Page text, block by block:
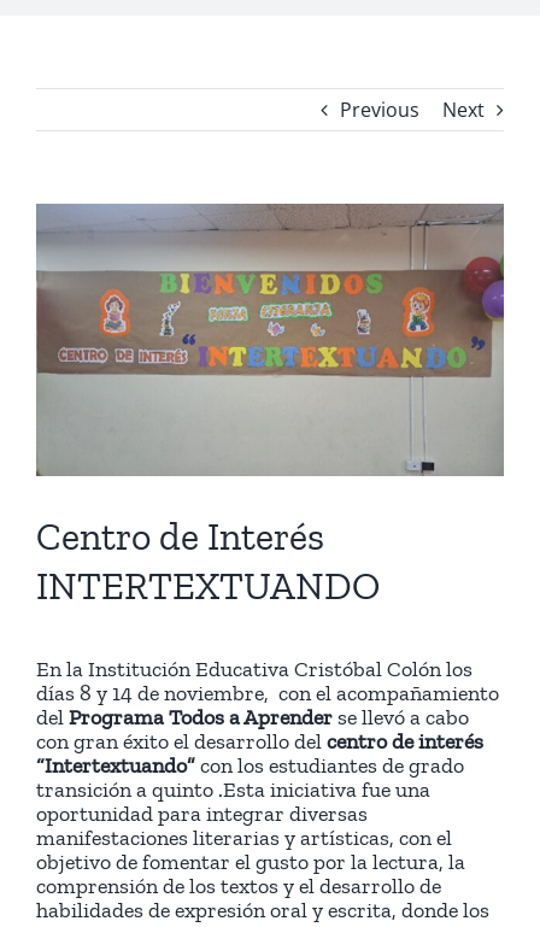
Previous Next
Larger
Image
Centro de Interés
INTERTEXTUANDO
En la Institución Educativa Cristóbal Colón los
días 8 y 14 de noviembre, con el acompañamiento
delPrograma Todos a Aprenderse llevó a cabo
con gran éxito el desarrollo delcentro de interés
“Intertextuando”con los estudiantes de grado
transición a quinto .Esta iniciativa fue una
oportunidad para integrar diversas
manifestaciones literarias y artísticas, con el
objetivo de fomentar el gusto por la lectura, la
comprensión de los textos y el desarrollo de
habilidades de expresión oral y escrita, donde los